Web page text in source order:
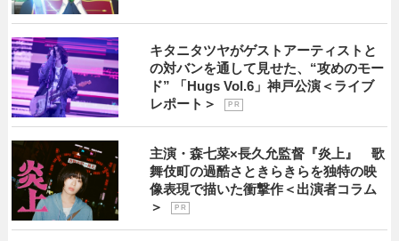
キタニタツヤがゲストアーティストと
の対バンを通して見せた、“攻めのモー
ド” 「Hugs Vol.6」神戸公演＜ライブ
レポート＞
P R
主演・森七菜×長久允監督『炎上』 歌
舞伎町の過酷さときらきらを独特の映
像表現で描いた衝撃作＜出演者コラム
＞
P R